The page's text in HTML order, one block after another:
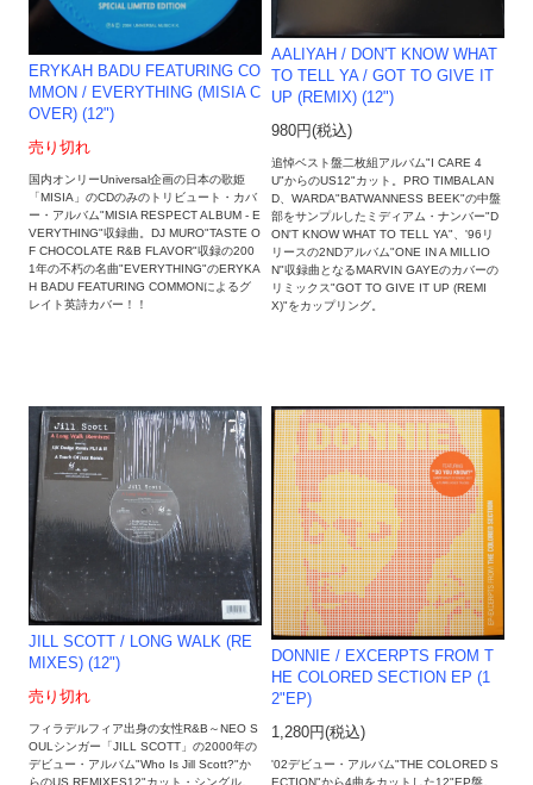
ERYKAH BADU FEATURING CO
MMON ‎/ EVERYTHING (MISIA C
OVER) (12")
売り切れ
国内オンリーUniversal企画の日本の歌姫
「MISIA」のCDのみのトリビュート・カバ
ー・アルバム"MISIA RESPECT ALBUM - E
VERYTHING"収録曲。DJ MURO"TASTE O
F CHOCOLATE R&B FLAVOR"収録の200
1年の不朽の名曲"EVERYTHING"のERYKA
H BADU FEATURING COMMONによるグ
レイト英詩カバー！！
AALIYAH / DON'T KNOW WHAT
TO TELL YA / GOT TO GIVE IT
UP (REMIX) (12")
980円(税込)
追悼ベスト盤二枚組アルバム"I CARE 4
U"からのUS12"カット。PRO TIMBALAN
D、WARDA"BATWANNESS BEEK"の中盤
部をサンプルしたミディアム・ナンバー"D
ON'T KNOW WHAT TO TELL YA"、'96リ
リースの2NDアルバム"ONE IN A MILLIO
N"収録曲となるMARVIN GAYEのカバーの
リミックス"GOT TO GIVE IT UP (REMI
X)"をカップリング。
JILL SCOTT / LONG WALK (RE
MIXES) (12")
売り切れ
フィラデルフィア出身の女性R&B～NEO S
OULシンガー「JILL SCOTT」の2000年の
デビュー・アルバム"Who Is Jill Scott?"か
らのUS REMIXES12"カット・シングル。
DONNIE / EXCERPTS FROM T
HE COLORED SECTION EP (1
2"EP)
1,280円(税込)
'02デビュー・アルバム"THE COLORED S
ECTION"から4曲をカットした12"EP盤。